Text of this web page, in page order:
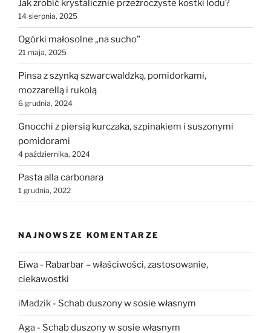
Jak zrobić krystalicznie przeźroczyste kostki lodu?
14 sierpnia, 2025
Ogórki małosolne „na sucho”
21 maja, 2025
Pinsa z szynką szwarcwaldzką, pomidorkami,
mozzarellą i rukolą
6 grudnia, 2024
Gnocchi z piersią kurczaka, szpinakiem i suszonymi
pomidorami
4 października, 2024
Pasta alla carbonara
1 grudnia, 2022
NAJNOWSZE KOMENTARZE
Eiwa - Rabarbar – właściwości, zastosowanie,
ciekawostki
iMadzik - Schab duszony w sosie własnym
Aga - Schab duszony w sosie własnym